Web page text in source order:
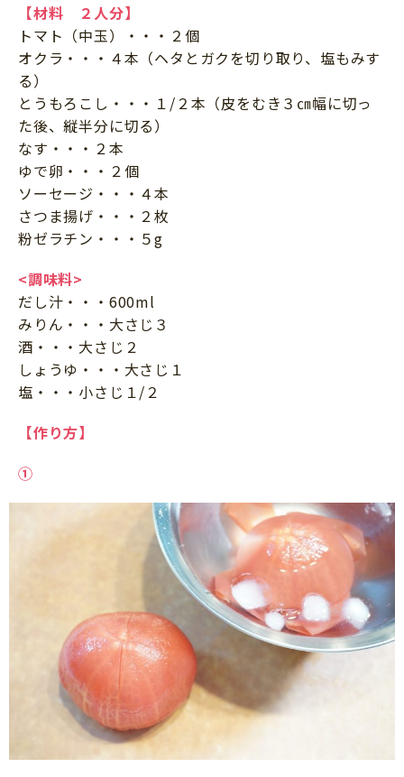
【材料 ２人分】
トマト（中玉）・・・２個
オクラ・・・４本（ヘタとガクを切り取り、塩もみす
る）
とうもろこし・・・１/２本（皮をむき３㎝幅に切っ
た後、縦半分に切る）
なす・・・２本
ゆで卵・・・２個
ソーセージ・・・４本
さつま揚げ・・・２枚
粉ゼラチン・・・５g
<調味料>
だし汁・・・600ml
みりん・・・大さじ３
酒・・・大さじ２
しょうゆ・・・大さじ１
塩・・・小さじ１/２
【作り方】
①